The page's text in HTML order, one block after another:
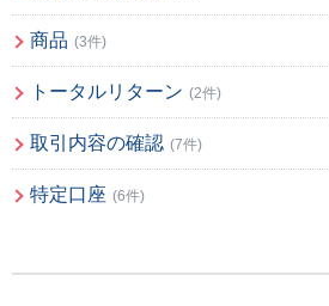
商品 (3件)
トータルリターン (2件)
取引内容の確認 (7件)
特定口座 (6件)